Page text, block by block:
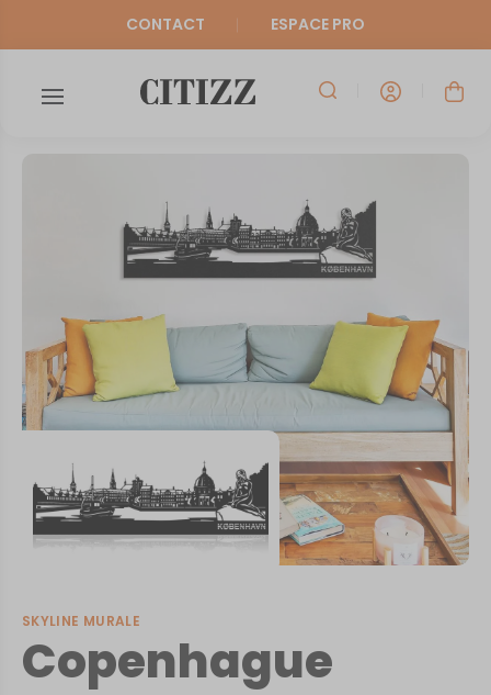
CONTACT ESPACE PRO
SKYLINE MURALE
Copenhague